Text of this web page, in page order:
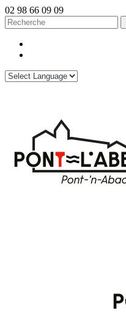
02 98 66 09 09